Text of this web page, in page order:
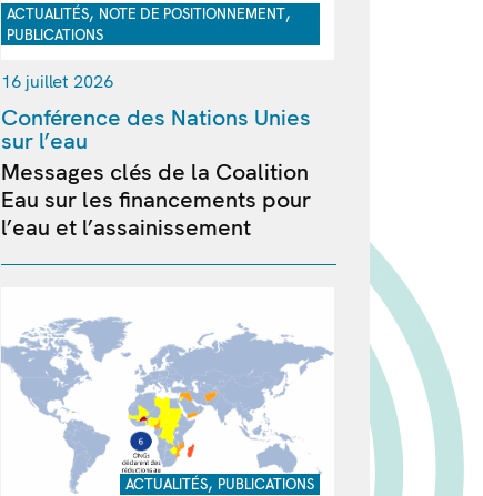
ACTUALITÉS, NOTE DE POSITIONNEMENT,
PUBLICATIONS
16 juillet 2026
Conférence des Nations Unies
sur l’eau
Messages clés de la Coalition
Eau sur les financements pour
l’eau et l’assainissement
ACTUALITÉS, PUBLICATIONS